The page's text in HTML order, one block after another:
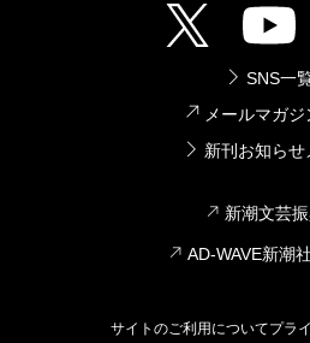
SNS一
メールマガ
新刊お知らせ
新潮文芸
AD-WAVE新潮
サイトのご利用についてプラ